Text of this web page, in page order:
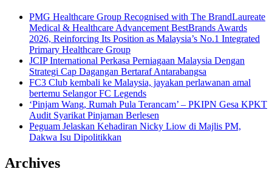
PMG Healthcare Group Recognised with The BrandLaureate
Medical & Healthcare Advancement BestBrands Awards
2026, Reinforcing Its Position as Malaysia’s No.1 Integrated
Primary Healthcare Group
JCIP International Perkasa Perniagaan Malaysia Dengan
Strategi Cap Dagangan Bertaraf Antarabangsa
FC3 Club kembali ke Malaysia, jayakan perlawanan amal
bertemu Selangor FC Legends
‘Pinjam Wang, Rumah Pula Terancam’ – PKIPN Gesa KPKT
Audit Syarikat Pinjaman Berlesen
Peguam Jelaskan Kehadiran Nicky Liow di Majlis PM,
Dakwa Isu Dipolitikkan
Archives